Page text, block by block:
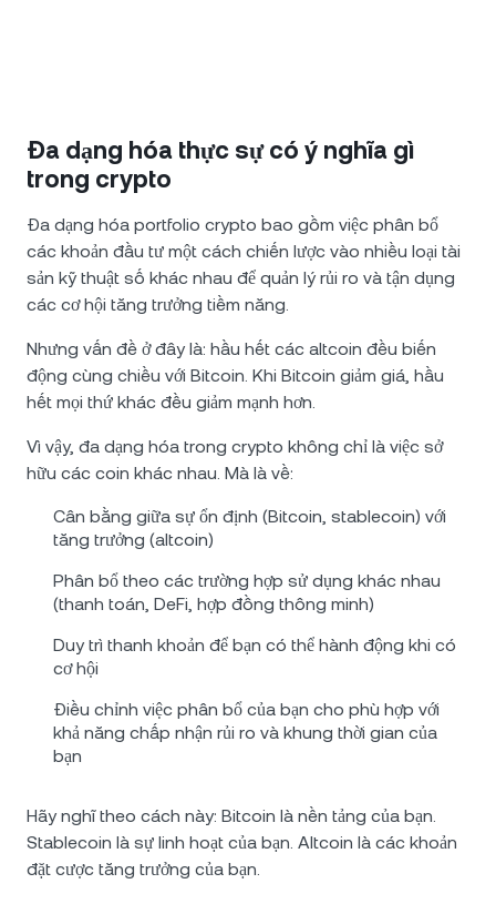
Đa dạng hóa thực sự có ý nghĩa gì
trong crypto
Đa dạng hóa portfolio crypto bao gồm việc phân bổ
các khoản đầu tư một cách chiến lược vào nhiều loại tài
sản kỹ thuật số khác nhau để quản lý rủi ro và tận dụng
các cơ hội tăng trưởng tiềm năng.
Nhưng vấn đề ở đây là: hầu hết các altcoin đều biến
động cùng chiều với Bitcoin. Khi Bitcoin giảm giá, hầu
hết mọi thứ khác đều giảm mạnh hơn.
Vì vậy, đa dạng hóa trong crypto không chỉ là việc sở
hữu các coin khác nhau. Mà là về:
Cân bằng giữa sự ổn định (Bitcoin, stablecoin) với
tăng trưởng (altcoin)
Phân bổ theo các trường hợp sử dụng khác nhau
(thanh toán, DeFi, hợp đồng thông minh)
Duy trì thanh khoản để bạn có thể hành động khi có
cơ hội
Điều chỉnh việc phân bổ của bạn cho phù hợp với
khả năng chấp nhận rủi ro và khung thời gian của
bạn
Hãy nghĩ theo cách này: Bitcoin là nền tảng của bạn.
Stablecoin là sự linh hoạt của bạn. Altcoin là các khoản
đặt cược tăng trưởng của bạn.